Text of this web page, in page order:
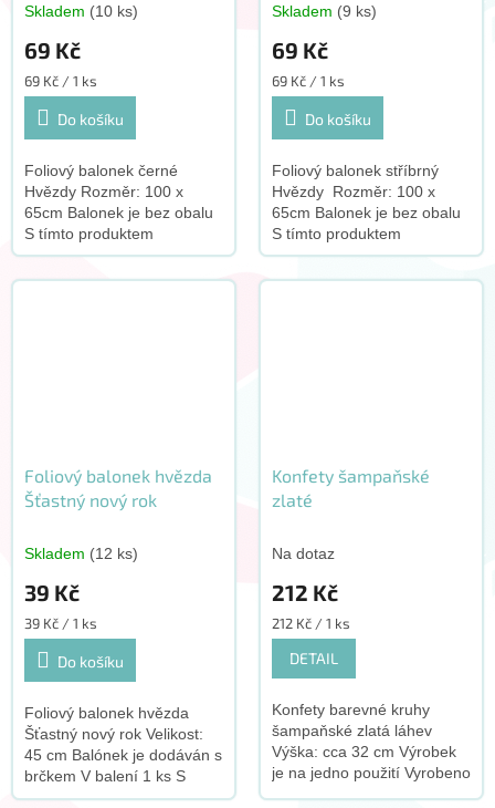
Skladem (10 ks)
69 Kč
Měrná
cena:
69 Kč / 1 ks
Do košíku
Foliový balonek černé
Hvězdy Rozměr: 100 x
65cm Balonek je bez obalu
S tímto produktem
doporučujeme zakoupit
tento doplněk:
Skladem (9 ks)
69 Kč
Měrná
cena:
69 Kč / 1 ks
Do košíku
Foliový balonek stříbrný
Hvězdy Rozměr: 100 x
65cm Balonek je bez obalu
S tímto produktem
doporučujeme zakoupit
tento doplněk:
Foliový balonek hvězda
Šťastný nový rok
Skladem (12 ks)
39 Kč
Měrná
cena:
39 Kč / 1 ks
Do košíku
Foliový balonek hvězda
Šťastný nový rok Velikost:
45 cm Balónek je dodáván s
brčkem V balení 1 ks S
tímto produktem
Konfety šampaňské
zlaté
Na dotaz
212 Kč
Měrná
cena:
212 Kč / 1 ks
DETAIL
Konfety barevné kruhy
šampaňské zlatá láhev
Výška: cca 32 cm Výrobek
je na jedno použití Vyrobeno